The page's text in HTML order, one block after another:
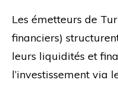
Les émetteurs de
financiers)
leurs liquidités et
l’investissement via